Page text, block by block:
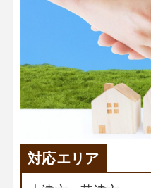
対応エリア